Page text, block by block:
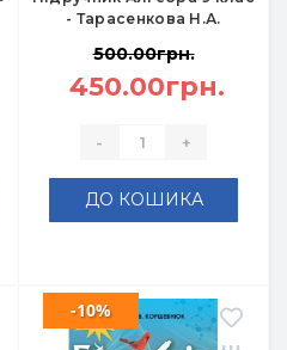
- Тарасенкова Н.А.
500.00грн.
450.00грн.
- +
ДО КОШИКА
-10%